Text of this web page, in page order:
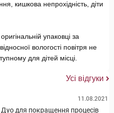
кишкова непрохідність, діти
упаковці за
вологості повітря не
для дітей місці.
Усі відгуки
11.08.2021
для покращення процесів